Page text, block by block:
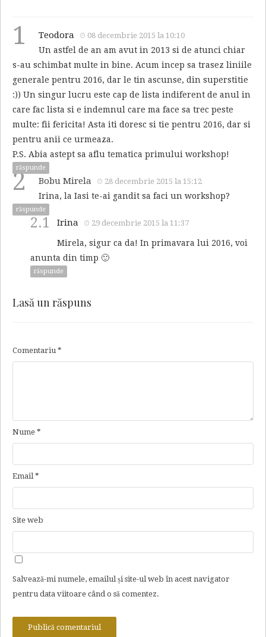
1 Teodora 08 decembrie 2015 la 10:10
Un astfel de an am avut in 2013 si de atunci chiar
s-au schimbat multe in bine. Acum incep sa trasez liniile
generale pentru 2016, dar le tin ascunse, din superstitie
:)) Un singur lucru este cap de lista indiferent de anul in
care fac lista si e indemnul care ma face sa trec peste
multe: fii fericita! Asta iti doresc si tie pentru 2016, dar si
pentru anii ce urmeaza.
P.S. Abia astept sa aflu tematica primului workshop!
răspunde
2 Bobu Mirela 28 decembrie 2015 la 15:12
Irina, la Iasi te-ai gandit sa faci un workshop?
răspunde
2.1 Irina 29 decembrie 2015 la 11:37
Mirela, sigur ca da! In primavara lui 2016, voi
anunta din timp 🙂
răspunde
Lasă un răspuns
Comentariu *
Nume *
Email *
Site web
Salvează-mi numele, emailul și site-ul web în acest navigator
pentru data viitoare când o să comentez.